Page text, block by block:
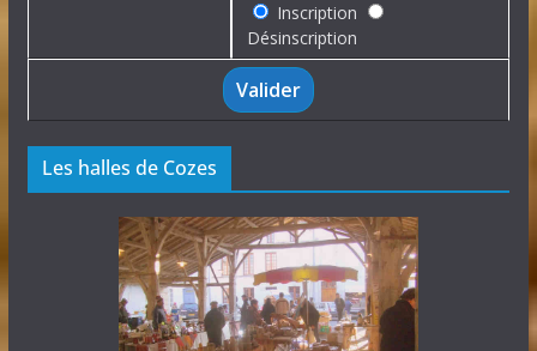
Inscription
Désinscription
Les halles de Cozes